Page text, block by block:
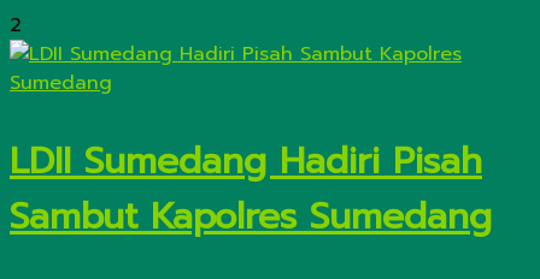
2
LDII Sumedang Hadiri Pisah
Sambut Kapolres Sumedang